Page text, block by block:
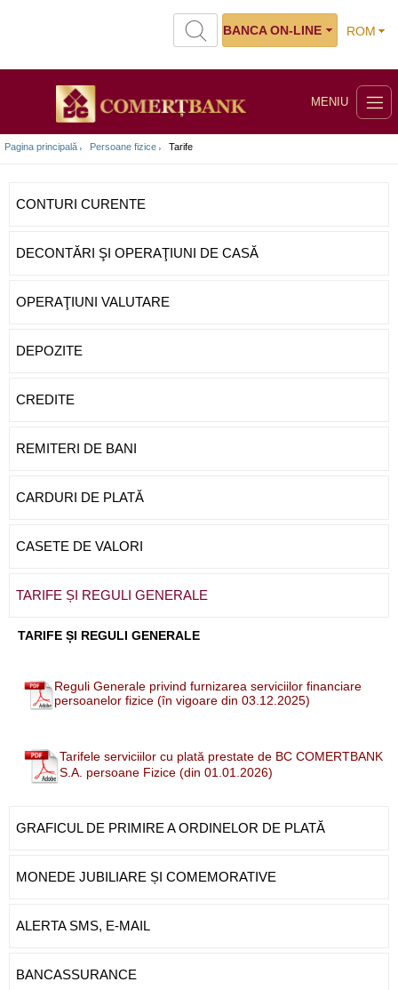
ROM
BANCA ON-LINE
MENIU
Pagina principală Persoane fizice Tarife
CONTURI CURENTE
DECONTĂRI ŞI OPERAŢIUNI DE CASĂ
OPERAŢIUNI VALUTARE
DEPOZITE
CREDITE
REMITERI DE BANI
CARDURI DE PLATĂ
CASETE DE VALORI
TARIFE ȘI REGULI GENERALE
TARIFE ȘI REGULI GENERALE
Reguli Generale privind furnizarea serviciilor financiare
persoanelor fizice (în vigoare din 03.12.2025)
Tarifele serviciilor cu plată prestate de BC COMERTBANK
S.A. persoane Fizice (din 01.01.2026)
GRAFICUL DE PRIMIRE A ORDINELOR DE PLATĂ
MONEDE JUBILIARE ȘI COMEMORATIVE
ALERTA SMS, E-MAIL
BANCASSURANCE